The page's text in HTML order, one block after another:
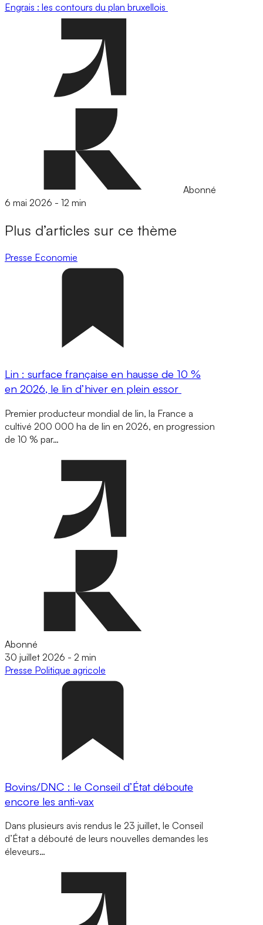
Engrais : les contours du plan bruxellois
Abonné
6 mai 2026 - 12 min
Plus d’articles sur ce thème
Presse Economie
Lin : surface française en hausse de 10 %
en 2026, le lin d’hiver en plein essor
Premier producteur mondial de lin, la France a
cultivé 200 000 ha de lin en 2026, en progression
de 10 % par…
Abonné
30 juillet 2026 - 2 min
Presse Politique agricole
Bovins/DNC : le Conseil d’État déboute
encore les anti-vax
Dans plusieurs avis rendus le 23 juillet, le Conseil
d’État a débouté de leurs nouvelles demandes les
éleveurs…